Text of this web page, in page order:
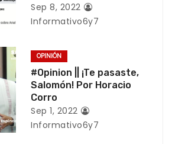
Sep 8, 2022
Informativo6y7
OPINIÓN
#Opinion || ¡Te pasaste,
Salomón! Por Horacio
Corro
Sep 1, 2022
Informativo6y7